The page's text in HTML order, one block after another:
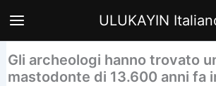
ULUKAYIN
Gli archeologi hanno trovato
mastodonte di 13.600 anni fa